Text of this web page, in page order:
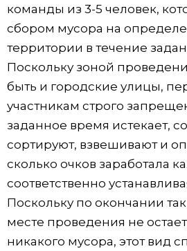
команды из 3-5 человек,
сбором мусора на
территории в течение
Поскольку зоной
быть и городские улицы,
участникам строго
заданное время истекает,
сортируют, взвешивают и
сколько очков заработала
соответственно
Поскольку по окончании
месте проведения не
никакого мусора, этот вид